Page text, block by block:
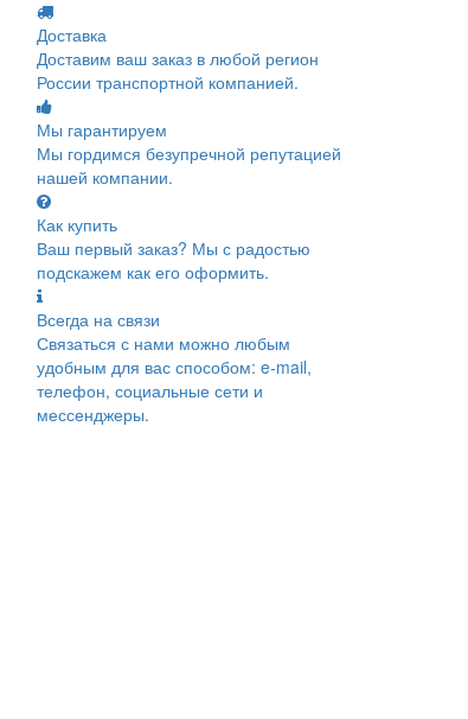
Доставка
Доставим ваш заказ в любой регион
России транспортной компанией.
Мы гарантируем
Мы гордимся безупречной репутацией
нашей компании.
Как купить
Ваш первый заказ? Мы с радостью
подскажем как его оформить.
Всегда на связи
Связаться с нами можно любым
удобным для вас способом: e-mail,
телефон, социальные сети и
мессенджеры.